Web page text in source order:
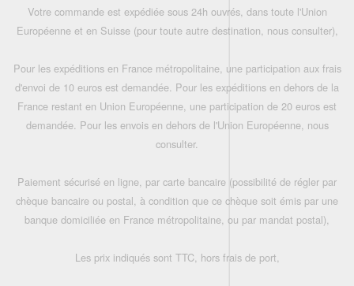
Votre commande est expédiée sous 24h ouvrés, dans toute l'Union
Européenne et en Suisse (pour toute autre destination, nous consulter),
Pour les expéditions en France métropolitaine, une participation aux frais
d'envoi de 10 euros est demandée. Pour les expéditions en dehors de la
France restant en Union Européenne, une participation de 20 euros est
demandée. Pour les envois en dehors de l'Union Européenne, nous
consulter.
Paiement sécurisé en ligne, par carte bancaire (possibilité de régler par
chèque bancaire ou postal, à condition que ce chèque soit émis par une
banque domiciliée en France métropolitaine, ou par mandat postal),
Les prix indiqués sont TTC, hors frais de port,